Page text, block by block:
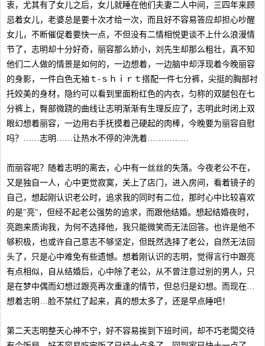
衷，尤其有了女儿之后，女儿就睡在他们夫妻二人中间，三四年来顾
忌着女儿，老婆总是要十次才给一次，而且好不容易答应却担心吵醒
女儿，不断催促着要快一点，不但没有二情相悦更谈不上什么浪漫情
节了，志明却十分好奇，丽容那么娇小，刘先生却那么粗壮，真不知
他们二人做的情景是如何的，一边想着，一边脑中却浮现着今晚丽容
的身影，一件白色无袖ｔ-ｓｈｉｒｔ搭配一件七分裤，尖挺的胸部衬
托姣美的身材，隐约可以看到里面粉红色的内衣，匀称的双腿包在七
分裤上，臀部微跷的曲线让志明渐渐有生理反应了，志明此时闭上双
眼幻想着丽容，一边用右手抚摸着己硬起的肉棒，今晚要为丽容自慰
吗？……志明……让热水不停的沖洗着……………
而丽容呢？随着志明的离去，心中有一丝丝的失落。今夜老公不在，
又是独自一人，心中更觉寂寞，关上了店门，进入房间，看着镜子的
自己，想起刚认识老公时，追求我的同时有二位，那时心中比较喜欢
的是"亮"，但经不起老公强势的追求，而跟他结婚。想起结婚夜时，
亮跑来质询我，为何不选择他，我只能微笑而无法回答。也许是他不
够积极，也或许自己意志不够坚定，但既然选择了老公，自然无法回
头了，只是心中难免有些遗憾。想着刚认识的志明，觉得言行中跟亮
有点相似，自从结婚后，心中除了老公，从不曾注意过别的男人，只
是在梦中偶而幻想过跟亮再次重逢的情节，但总归是幻想。而现在…
想着志明…脸不禁红了起来，真的想太多了，还是早点睡吧！
第二天志明整天心神不宁，好不容易挨到下班时间，却不巧老闆交待